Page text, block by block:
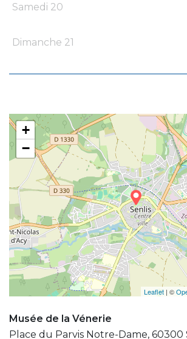
Samedi 20
Dimanche 21
+
−
Leaflet | ©
Musée de la Vénerie
Place du Parvis Notre-Dame, 60300